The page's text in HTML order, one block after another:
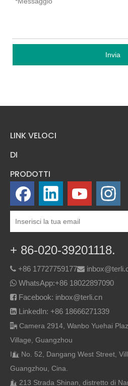
Invia
LINK VELOCI
DI
PRODOTTI
+ 86-020-39201118.
 +86 17727759177
 WhatsApp:+86 18022897090
 Facebook: inbox@terli.cn
 LinkedIn: +86 18666271339
 Camera 2914, Wanbo Yuehai
Village, Guangzhou
I No. 52, Dangang West Street,
Guangzhou, Cina.
 213 Strada Shinan, distretto di